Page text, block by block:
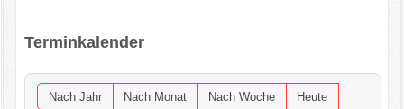
UNSER VEREIN
Terminkalender
Nach Jahr Nach Monat Nach Woche
Heute